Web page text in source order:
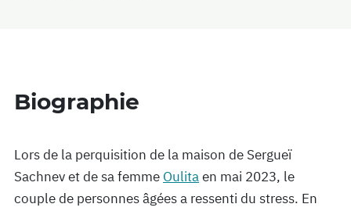
Biographie
Lors de la perquisition de la maison de Sergueï
Sachnev et de sa femme Oulitaen mai 2023, le
couple de personnes âgées a ressenti du stress. En